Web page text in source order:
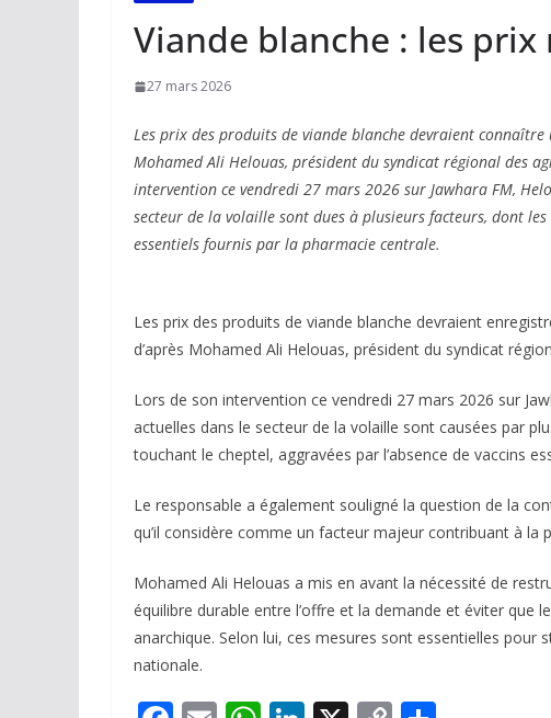
Viande blanche : les prix
27 mars 2026
Les prix des produits de viande blanche devraient
Mohamed Ali Helouas, président du syndicat régional des
intervention ce vendredi 27 mars 2026 sur Jawhara FM,
secteur de la volaille sont dues à plusieurs facteurs, dont
essentiels fournis par la pharmacie centrale.
Les prix des produits de viande blanche devraient
d’après Mohamed Ali Helouas, président du syndicat
Lors de son intervention ce vendredi 27 mars 2026 sur
actuelles dans le secteur de la volaille sont causées par
touchant le cheptel, aggravées par l’absence de vaccins
Le responsable a également souligné la question de la
qu’il considère comme un facteur majeur contribuant à la
Mohamed Ali Helouas a mis en avant la nécessité de
équilibre durable entre l’offre et la demande et éviter que
anarchique. Selon lui, ces mesures sont essentielles pour
nationale.